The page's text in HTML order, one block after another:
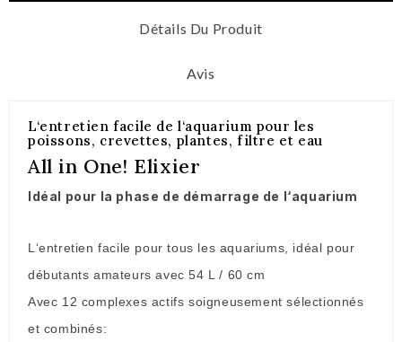
Détails Du Produit
Avis
L‘entretien facile de l‘aquarium pour les
poissons, crevettes, plantes, filtre et eau
All in One! Elixier
Idéal pour la phase de démarrage de l‘aquarium
L‘entretien facile pour tous les aquariums, idéal pour
débutants amateurs avec 54 L / 60 cm
Avec 12 complexes actifs soigneusement sélectionnés
et combinés: